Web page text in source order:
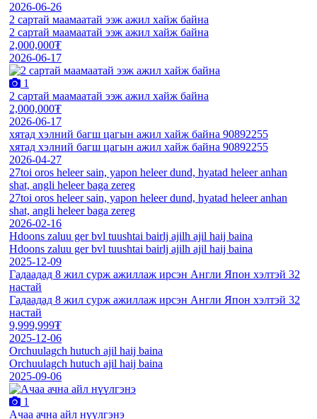
2026-06-26
2 сартай маамаатай ээж ажил хайж байна
2 сартай маамаатай ээж ажил хайж байна
2,000,000₮
2026-06-17
1
2 сартай маамаатай ээж ажил хайж байна
2,000,000₮
2026-06-17
хятад хэлний багш цагын ажил хайж байна 90892255
хятад хэлний багш цагын ажил хайж байна 90892255
2026-04-27
27toi oros heleer sain, yapon heleer dund, hyatad heleer anhan
shat, angli heleer baga zereg
27toi oros heleer sain, yapon heleer dund, hyatad heleer anhan
shat, angli heleer baga zereg
2026-02-16
Hdoons zaluu ger bvl tuushtai bairlj ajilh ajil haij baina
Hdoons zaluu ger bvl tuushtai bairlj ajilh ajil haij baina
2025-12-09
Гадаадад 8 жил сурж ажиллаж ирсэн Англи Япон хэлтэй 32
настай
Гадаадад 8 жил сурж ажиллаж ирсэн Англи Япон хэлтэй 32
настай
9,999,999₮
2025-12-06
Orchuulagch hutuch ajil haij baina
Orchuulagch hutuch ajil haij baina
2025-09-06
1
Ачаа ачна айл нүүлгэнэ